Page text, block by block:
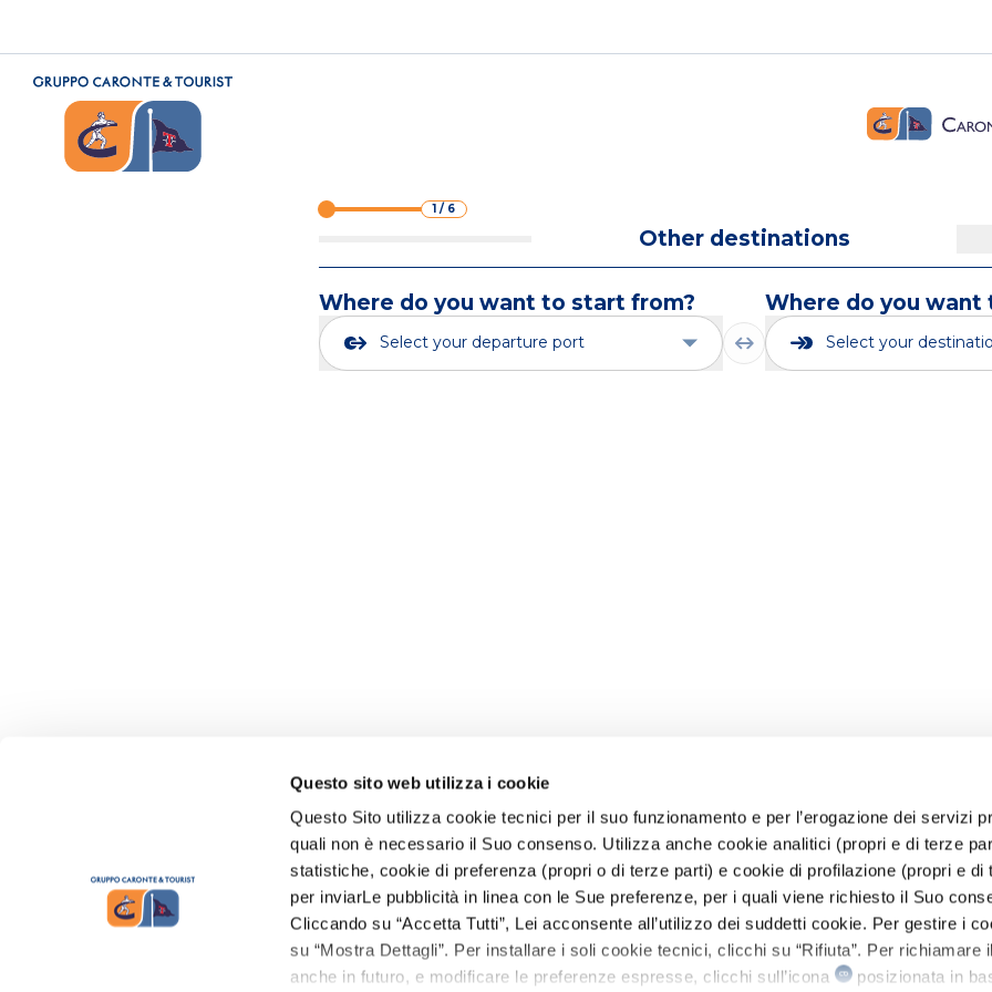
Questo sito web utilizza i cookie
Questo Sito utilizza cookie tecnici per il suo funzionamento e per l’erogazione dei servizi
quali non è necessario il Suo consenso. Utilizza anche cookie analitici (propri e di terze
statistiche, cookie di preferenza (propri o di terze parti) e cookie di profilazione (propri e di
per inviarLe pubblicità in linea con le Sue preferenze, per i quali viene richiesto il Suo
Cliccando su “Accetta Tutti”, Lei acconsente all’utilizzo dei suddetti cookie. Per gestire i
su “Mostra Dettagli”. Per installare i soli cookie tecnici, clicchi su “Rifiuta”. Per richiamare
anche in futuro, e modificare le preferenze espresse, clicchi sull’icona
posizionata in
1/ 6
Other destinations
Where do you want to start from?
Select your departure port
Where do you want
Select your